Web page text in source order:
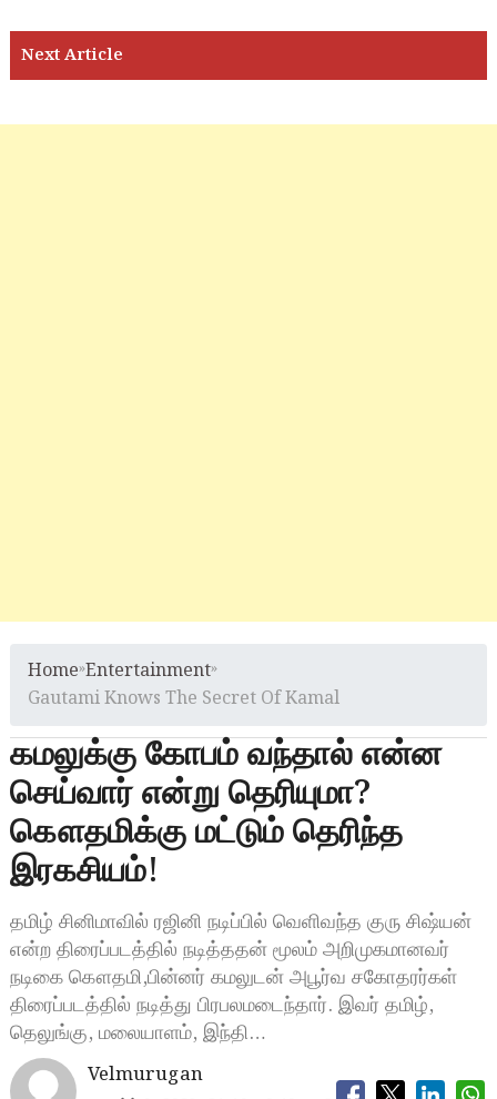
Home»Entertainment»
Gautami Knows The Secret Of Kamal
கமலுக்கு கோபம் வந்தால் என்ன
செய்வார் என்று தெரியுமா?
கௌதமிக்கு மட்டும் தெரிந்த
இரகசியம்!
தமிழ் சினிமாவில் ரஜினி நடிப்பில் வெளிவந்த குரு சிஷ்யன்
என்ற திரைப்படத்தில் நடித்ததன் மூலம் அறிமுகமானவர்
நடிகை கௌதமி,பின்னர் கமலுடன் அபூர்வ சகோதரர்கள்
திரைப்படத்தில் நடித்து பிரபலமடைந்தார். இவர் தமிழ்,
தெலுங்கு, மலையாளம், இந்தி…
Velmurugan